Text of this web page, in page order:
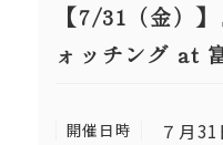
【7/31（金）
ォッチング at
開催日時 ７月